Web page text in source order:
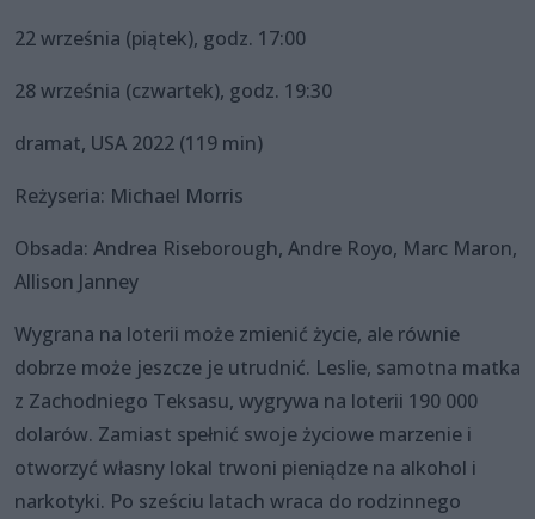
22 września (piątek), godz. 17:00
28 września (czwartek), godz. 19:30
dramat, USA 2022 (119 min)
Reżyseria: Michael Morris
Obsada: Andrea Riseborough, Andre Royo, Marc Maron,
Allison Janney
Wygrana na loterii może zmienić życie, ale równie
dobrze może jeszcze je utrudnić. Leslie, samotna matka
z Zachodniego Teksasu, wygrywa na loterii 190 000
dolarów. Zamiast spełnić swoje życiowe marzenie i
otworzyć własny lokal trwoni pieniądze na alkohol i
narkotyki. Po sześciu latach wraca do rodzinnego